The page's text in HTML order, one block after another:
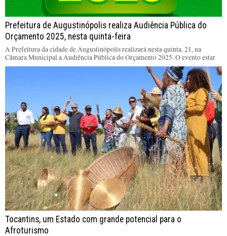
Prefeitura de Augustinópolis realiza Audiência Pública do
Orçamento 2025, nesta quinta-feira
A Prefeitura da cidade de Augustinópolis realizará nesta quinta, 21, na
Câmara Municipal a Audiência Pública do Orçamento 2025. O evento estar
Tocantins, um Estado com grande potencial para o
Afroturismo